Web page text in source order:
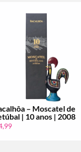
Bacalhôa –
Setúbal | 10